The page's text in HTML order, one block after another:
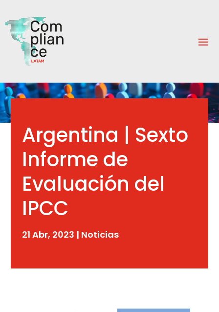
Argentina | Sexto
Informe de
Evaluación del
IPCC
21 Abr, 2023 | Noticias